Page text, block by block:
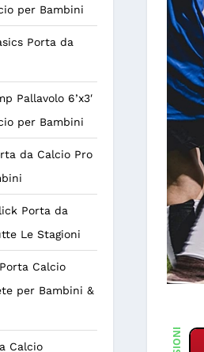
per Bambini
Porta da
Pallavolo 6’x3′
per Bambini
da Calcio Pro
Porta da
Le Stagioni
Calcio
per Bambini &
Calcio